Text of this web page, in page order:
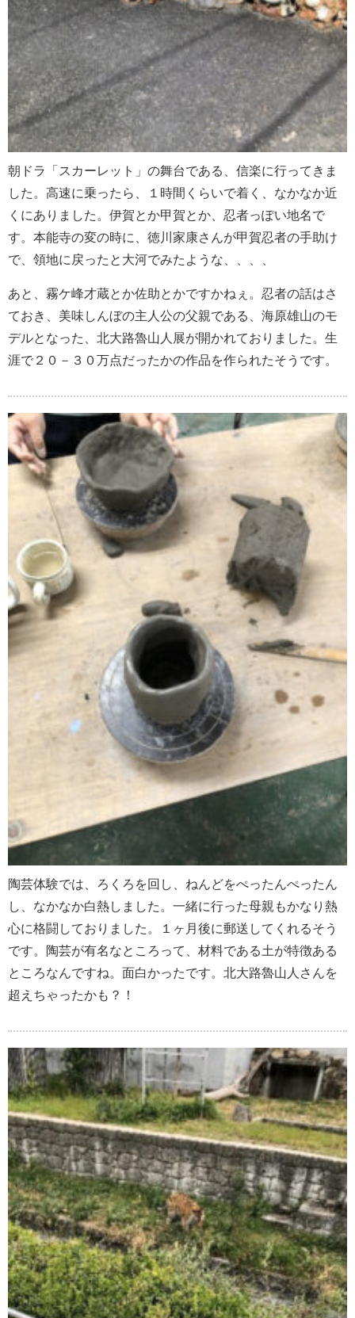
朝ドラ「スカーレット」の舞台である、信楽に行ってきま
した。高速に乗ったら、１時間くらいで着く、なかなか近
くにありました。伊賀とか甲賀とか、忍者っぽい地名で
す。本能寺の変の時に、徳川家康さんが甲賀忍者の手助け
で、領地に戻ったと大河でみたような、、、、
あと、霧ケ峰才蔵とか佐助とかですかねぇ。忍者の話はさ
ておき、美味しんぼの主人公の父親である、海原雄山のモ
デルとなった、北大路魯山人展が開かれておりました。生
涯で２０－３０万点だったかの作品を作られたそうです。
陶芸体験では、ろくろを回し、ねんどをぺったんぺったん
し、なかなか白熱しました。一緒に行った母親もかなり熱
心に格闘しておりました。１ヶ月後に郵送してくれるそう
です。陶芸が有名なところって、材料である土が特徴ある
ところなんですね。面白かったです。北大路魯山人さんを
超えちゃったかも？！